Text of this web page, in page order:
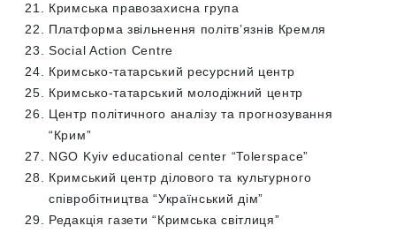
Кримська правозахисна група
​​Платформа звільнення політв’язнів Кремля
Social Action Centre
Кримсько-татарський ресурсний центр
Кримсько-татарський молодіжний центр
Центр політичного аналізу та прогнозування
“Крим”
NGO Kyiv educational center “Tolerspace”
Кримський центр ділового та культурного
співробітництва “Український дім”
Редакція газети “Кримська світлиця”